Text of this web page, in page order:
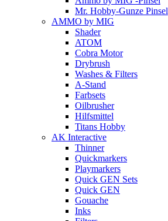
Mr. Hobby-Gunze Pinsel
AMMO by MIG
Shader
ATOM
Cobra Motor
Drybrush
Washes & Filters
A-Stand
Farbsets
Oilbrusher
Hilfsmittel
Titans Hobby
AK Interactive
Thinner
Quickmarkers
Playmarkers
Quick GEN Sets
Quick GEN
Gouache
Inks